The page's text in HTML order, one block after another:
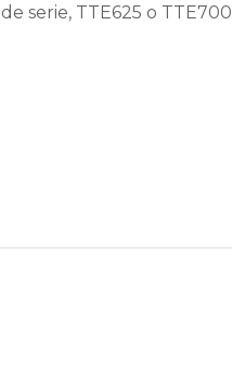
serie, TTE625 o TTE700